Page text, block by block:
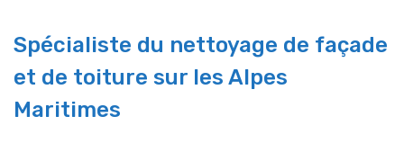
Spécialiste du nettoyage de façade
et de toiture sur les Alpes
Maritimes